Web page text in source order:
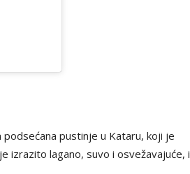
pustinje u Kataru, koji je
izrazito lagano, suvo i osvežavajuće, i